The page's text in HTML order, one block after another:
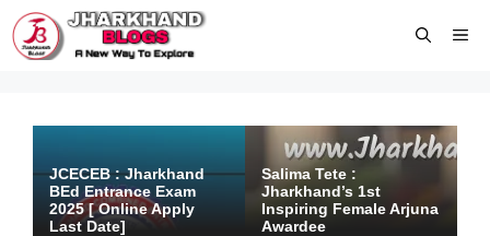
Skip
to
content
JCECEB : Jharkhand
BEd Entrance Exam
2025 [ Online Apply
Last Date]
Salima Tete :
Jharkhand’s 1st
Inspiring Female Arjuna
Awardee